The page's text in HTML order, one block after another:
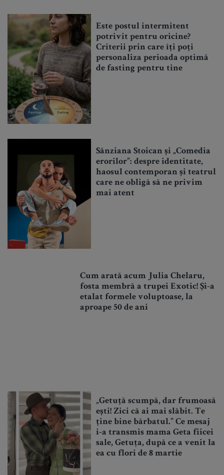
Este postul intermitent
potrivit pentru oricine?
Criterii prin care îți poți
personaliza perioada optimă
de fasting pentru tine
Sânziana Stoican și „Comedia
erorilor”: despre identitate,
haosul contemporan și teatrul
care ne obligă să ne privim
mai atent
Cum arată acum Julia Chelaru,
fosta membră a trupei Exotic! Și-a
etalat formele voluptoase, la
aproape 50 de ani
„Getuță scumpă, dar frumoasă
ești! Zici că ai mai slăbit. Te
ține bine bărbatul.” Ce mesaj
i-a transmis mama Geta fiicei
sale, Getuța, după ce a venit la
ea cu flori de 8 martie